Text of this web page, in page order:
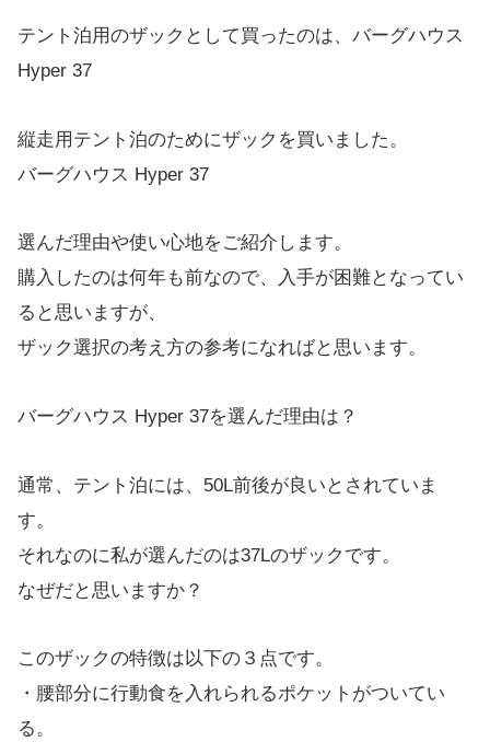
テント泊用のザックとして買ったのは、バーグハウス
Hyper 37
縦走用テント泊のためにザックを買いました。
バーグハウス Hyper 37
選んだ理由や使い心地をご紹介します。
購入したのは何年も前なので、入手が困難となってい
ると思いますが、
ザック選択の考え方の参考になればと思います。
バーグハウス Hyper 37を選んだ理由は？
通常、テント泊には、50L前後が良いとされていま
す。
それなのに私が選んだのは37Lのザックです。
なぜだと思いますか？
このザックの特徴は以下の３点です。
・腰部分に行動食を入れられるポケットがついてい
る。